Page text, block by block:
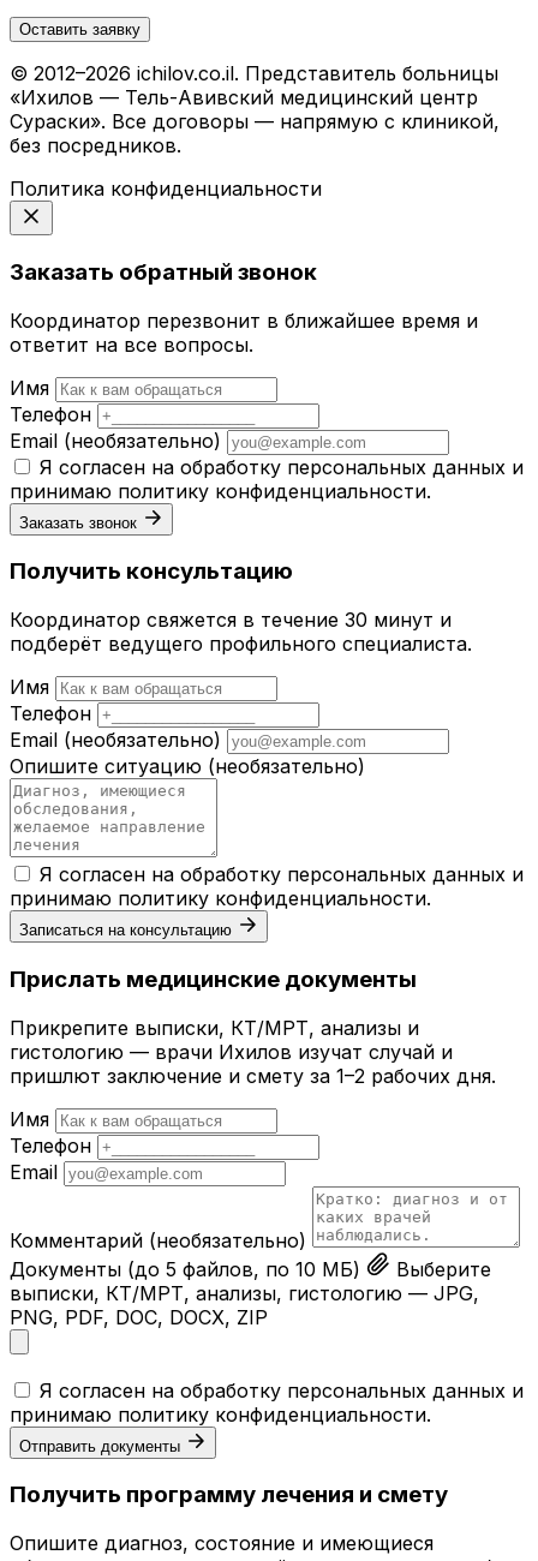
Оставить заявку
© 2012–2026 ichilov.co.il. Представитель больницы
«Ихилов — Тель-Авивский медицинский центр
Сураски». Все договоры — напрямую с клиникой,
без посредников.
Политика конфиденциальности
Заказать обратный звонок
Координатор перезвонит в ближайшее время и
ответит на все вопросы.
Имя
Телефон
Email (необязательно)
Я согласен на обработку персональных данных и
принимаю политику конфиденциальности.
Заказать звонок
Получить консультацию
Координатор свяжется в течение 30 минут и
подберёт ведущего профильного специалиста.
Имя
Телефон
Email (необязательно)
Опишите ситуацию (необязательно)
Я согласен на обработку персональных данных и
принимаю политику конфиденциальности.
Записаться на консультацию
Прислать медицинские документы
Прикрепите выписки, КТ/МРТ, анализы и
гистологию — врачи Ихилов изучат случай и
пришлют заключение и смету за 1–2 рабочих дня.
Имя
Телефон
Email
Комментарий (необязательно)
Документы (до 5 файлов, по 10 МБ)
Выберите
выписки, КТ/МРТ, анализы, гистологию — JPG,
PNG, PDF, DOC, DOCX, ZIP
Я согласен на обработку персональных данных и
принимаю политику конфиденциальности.
Отправить документы
Получить программу лечения и смету
Опишите диагноз, состояние и имеющиеся